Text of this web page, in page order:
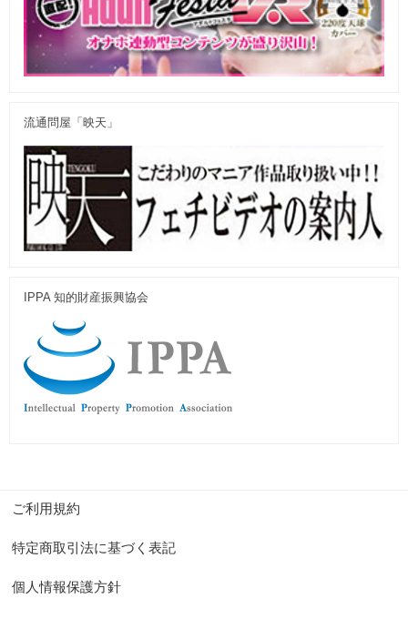
流通問屋「映天」
IPPA 知的財産振興協会
ご利用規約
特定商取引法に基づく表記
個人情報保護方針